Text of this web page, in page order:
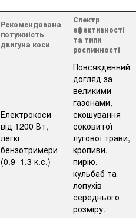
Рекомендована
потужність
двигуна коси
Спектр
ефективності
та типи
рослинності
Електрокоси
від 1200 Вт,
легкі
бензотримери
(0.9–1.3 к.с.)
Повсякденний
догляд за
великими
газонами,
скошування
соковитої
лугової трави,
кропиви,
пирію,
кульбаб та
лопухів
середнього
розміру.